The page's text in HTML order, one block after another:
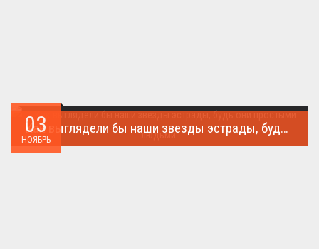
03
НОЯБРЬ
Как выглядели бы наши звезды эстрады, будь они простыми людьми.